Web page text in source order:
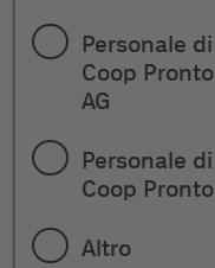
Personale di
Coop Pronto
AG
Personale di
Coop Pronto
Altro